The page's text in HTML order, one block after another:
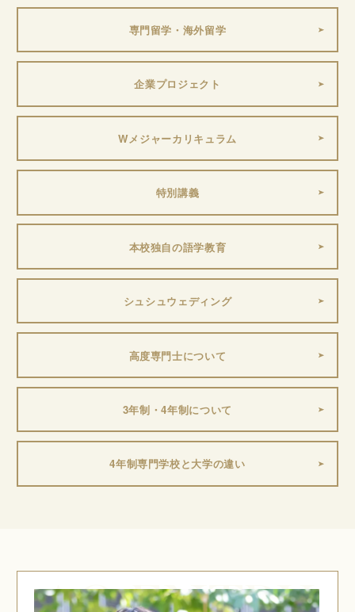
専門留学・海外留学
企業プロジェクト
Wメジャーカリキュラム
特別講義
本校独自の語学教育
シュシュウェディング
高度専門士について
3年制・4年制について
4年制専門学校と大学の違い